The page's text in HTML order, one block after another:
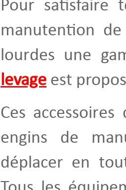
Pour satisfaire
manutention
lourdes une
levage est
Ces
engins de
déplacer en